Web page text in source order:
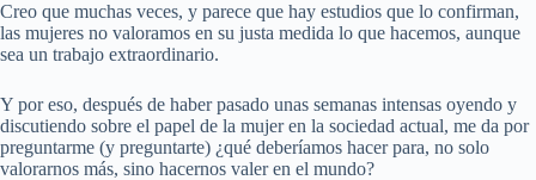
Creo que muchas veces, y parece que hay estudios que lo confirman,
las mujeres no valoramos en su justa medida lo que hacemos, aunque
sea un trabajo extraordinario.
Y por eso, después de haber pasado unas semanas intensas oyendo y
discutiendo sobre el papel de la mujer en la sociedad actual, me da por
preguntarme (y preguntarte) ¿qué deberíamos hacer para, no solo
valorarnos más, sino hacernos valer en el mundo?